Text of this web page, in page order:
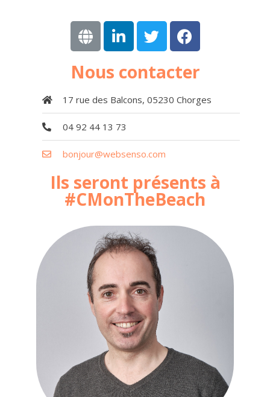
Nous contacter
17 rue des Balcons, 05230 Chorges
04 92 44 13 73
bonjour@websenso.com
Ils seront présents à
#CMonTheBeach